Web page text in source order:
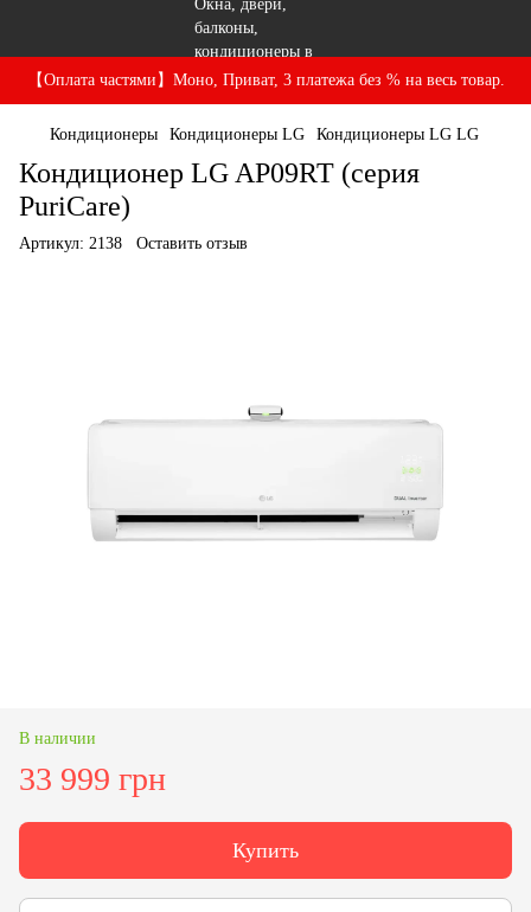
【Оплата частями】Моно, Приват, 3 платежа без % на весь товар.
Кондиционеры Кондиционеры LG Кондиционеры LG LG
Кондиционер LG AP09RT (серия
PuriCare)
Артикул: 2138 Оставить отзыв
В наличии
33 999 грн
Купить